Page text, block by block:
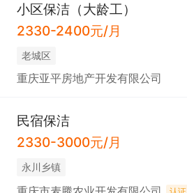
小区保洁（大龄工）
2330-2400元/月
老城区
重庆亚平房地产开发有限公司
民宿保洁
2330-3000元/月
永川乡镇